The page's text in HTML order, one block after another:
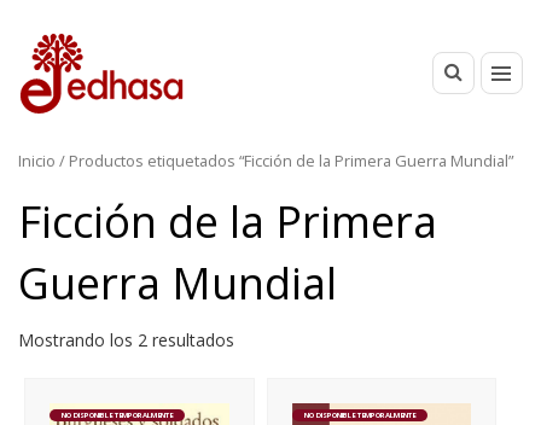
Inicio / Productos etiquetados “Ficción de la Primera Guerra Mundial”
Ficción de la Primera
Guerra Mundial
Mostrando los 2 resultados
NO DISPONIBLE TEMPORALMENTE NO DISPONIBLE TEMPORALMENTE